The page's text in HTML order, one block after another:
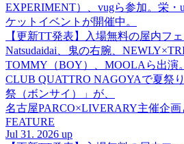
EXPERIMENT）、vugら参加。栄・
ケットイベントが開催中。
【更新TT発表】入場無料の屋内フェ
Natsudaidai、鬼の右腕、
TOMMY（BOY）、MOOLAら出演。
CLUB QUATTRO NAGOYAで夏祭
祭（ボンサイ）」が、
名古屋PARCO×LIVERARY主催企画
FEATURE
Jul 31. 2026 up